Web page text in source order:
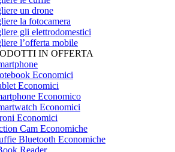
un drone
la fotocamera
gli elettrodomestici
l’offerta mobile
IN OFFERTA
Economici
Economici
Economico
Economici
Economici
Cam Economiche
Bluetooth Economiche
Reader